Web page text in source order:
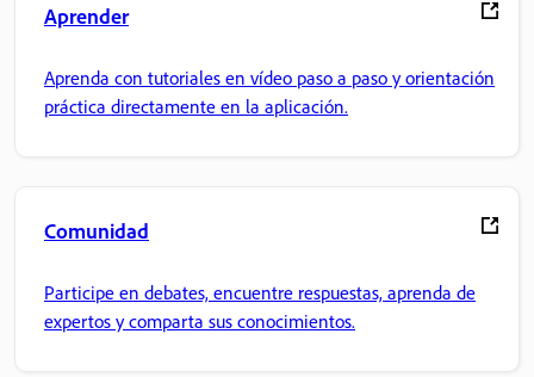
Aprender
Aprenda con tutoriales en vídeo paso a paso y orientación
práctica directamente en la aplicación.
Comunidad
Participe en debates, encuentre respuestas, aprenda de
expertos y comparta sus conocimientos.